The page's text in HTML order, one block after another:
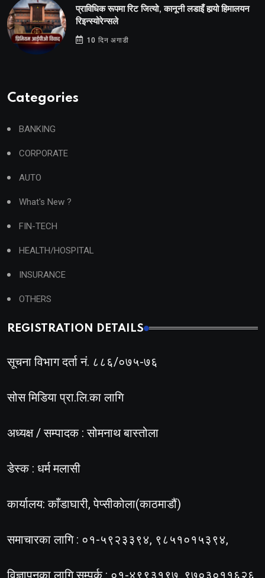
प्राविधिक रूपमा रिट जित्यो, कानूनी लडाइँ हार्‍यो हिमालयन
रिइन्स्योरेन्सले
10 दिन अगाडी
Categories
BANKING
CORPORATE
AUTO
What's New ?
FIN-TECH
HEALTH/HOSPITAL
INSURANCE
OTHERS
REGISTRATION DETAILS
सूचना विभाग दर्ता नं. ८८६/०७५-७६
सोस मिडिया प्रा.लि.का लागि
अध्यक्ष / सम्पादक : सोमनाथ बास्तोला
डेस्क : धर्म मलासी
कार्यालय: काँडाघारी, पेप्सीकोला(काठमाडौं)
समाचारका लागि : ०१-५९२३३९४, ९८५१०१५३९४,
विज्ञापनका लागि सम्पर्क : ०१-४९९३१९७, ९७०३०११६२६